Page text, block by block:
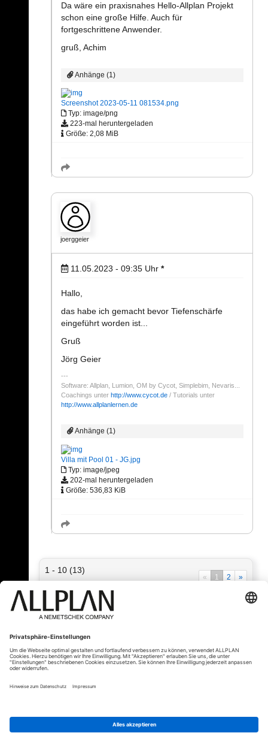
Da wäre ein praxisnahes Hello-Allplan Projekt
schon eine große Hilfe. Auch für
fortgeschrittene Anwender.
gruß, Achim
Anhänge (1)
Screenshot 2023-05-11 081534.png
Typ: image/png
223-mal heruntergeladen
Größe: 2,08 MiB
joerggeier
11.05.2023 - 09:35 Uhr *
Hallo,
das habe ich gemacht bevor Tiefenschärfe
eingeführt worden ist...
Gruß
Jörg Geier
Software: Allplan, Lumion, OM by Cycot, Simplebim, Nevaris...
Coachings unter http://www.cycot.de / Tutorials unter
http://www.allplanlernen.de
Anhänge (1)
Villa mit Pool 01 - JG.jpg
Typ: image/jpeg
202-mal heruntergeladen
Größe: 536,83 KiB
1 - 10 (13)
« 1 2 »
« Zurück
© ALLPLAN Deutschland GmbH ALLPLAN ist Teil der